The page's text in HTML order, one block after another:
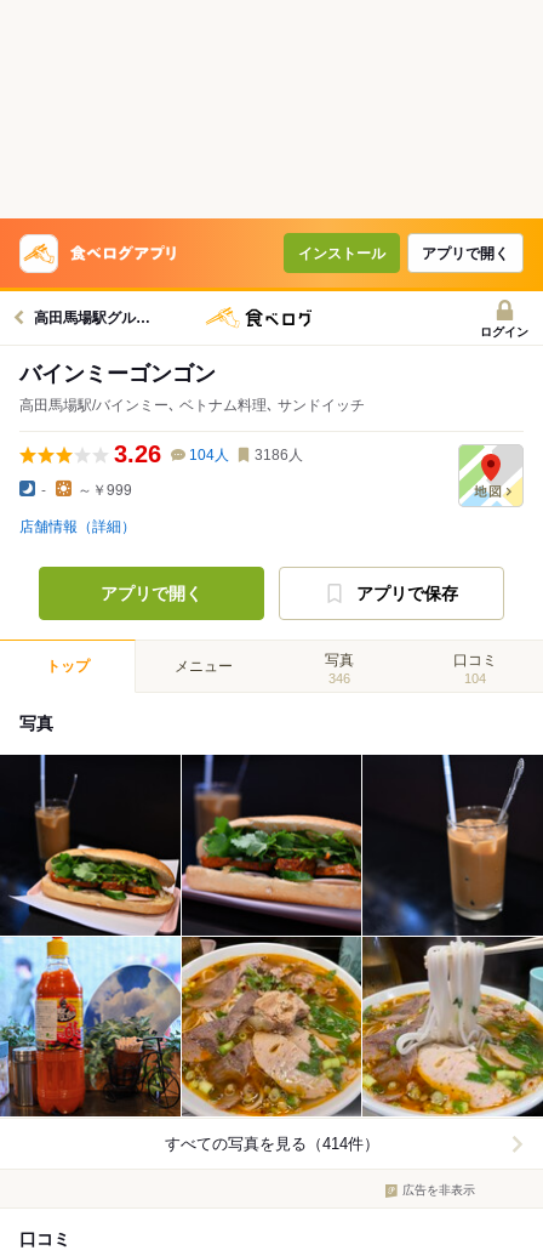
インストール アプリで開く
高田馬場駅グルメへ
ログイン
バインミーゴンゴン
高田馬場駅/バインミー､ ベトナム料理､ サンドイッチ
3.26 104人 3186 人
- ～￥999
店舗情報（詳細）
アプリで開く アプリで保存
トップ メニュー 写真
346
口コミ
104
写真
すべての写真を見る（414件）
広告を非表示
口コミ